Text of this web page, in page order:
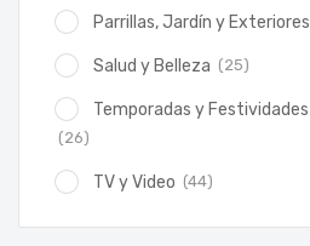
Parrillas, Jardín y Exteriores
Salud y Belleza (25)
Temporadas y Festividades
(26)
TV y Video (44)